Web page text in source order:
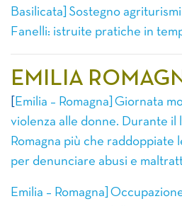
Basilicata] Sostegno
Fanelli: istruite pratiche in
EMILIA
Emilia – Romagna] Giornata
violenza alle donne. Durante il
Romagna più che raddoppiate
per denunciare abusi e
Emilia – Romagna]